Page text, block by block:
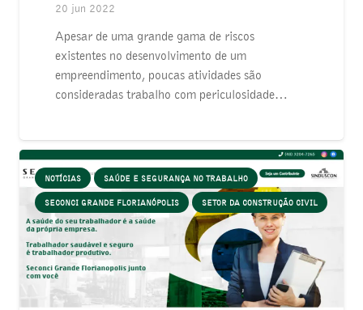
20 jun 2022
Apesar de uma grande gama de riscos
existentes no desenvolvimento de um
empreendimento, poucas atividades são
consideradas trabalho com periculosidade…
NOTÍCIAS SAÚDE E SEGURANÇA NO TRABALHO
SECONCI GRANDE FLORIANÓPOLIS SETOR DA CONSTRUÇÃO CIVIL